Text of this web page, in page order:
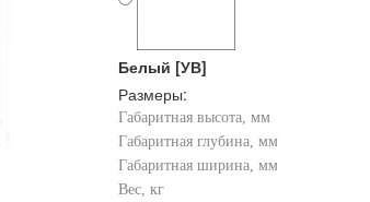
Белый [УВ]
Размеры:
Габаритная высота, мм
Габаритная глубина, мм
Габаритная ширина, мм
Вес, кг